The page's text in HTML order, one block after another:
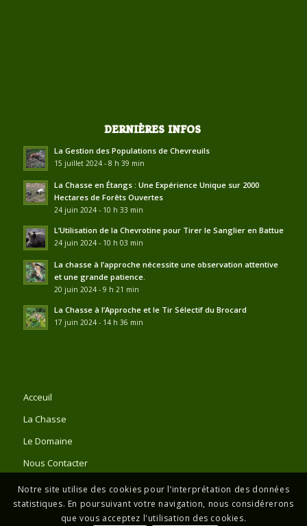
DERNIÈRES INFOS
La Gestion des Populations de Chevreuils
15 juillet 2024 - 8 h 39 min
La Chasse en Étangs : Une Expérience Unique sur 2000
Hectares de Forêts Ouvertes
24 juin 2024 - 10 h 33 min
L’Utilisation de la Chevrotine pour Tirer le Sanglier en Battue
24 juin 2024 - 10 h 03 min
La chasse à l’approche nécessite une observation attentive
et une grande patience.
20 juin 2024 - 9 h 21 min
La Chasse à l’Approche et le Tir Sélectif du Brocard
17 juin 2024 - 14 h 36 min
Acceuil
La Chasse
Le Domaine
Nous Contacter
Notre site utilise des cookies pour l’interprétation des données
statistiques. En poursuivant votre navigation, nous considérerons
que vous acceptez l'utilisation des cookies.